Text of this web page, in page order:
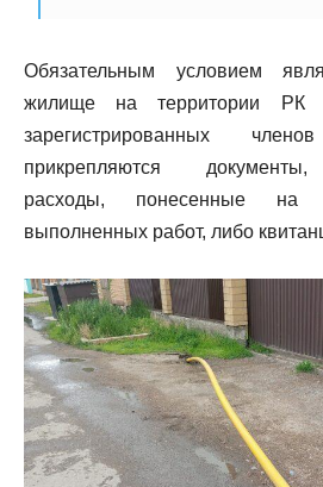
Обязательным условием
жилище на территории РК
зарегистрированных
прикрепляются
расходы, понесенные на
выполненных работ, либо